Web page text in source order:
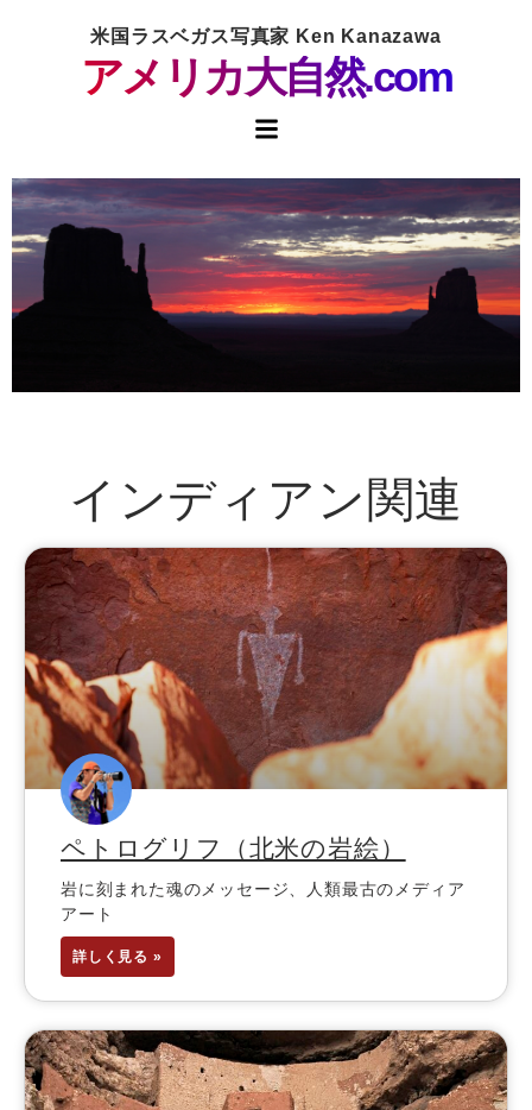
米国ラスベガス写真家 Ken Kanazawa
アメリカ大自然.com
インディアン関連
ペトログリフ（北米の岩絵）
岩に刻まれた魂のメッセージ、人類最古のメディア
アート
詳しく見る »